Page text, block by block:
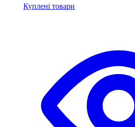
Куплені товари